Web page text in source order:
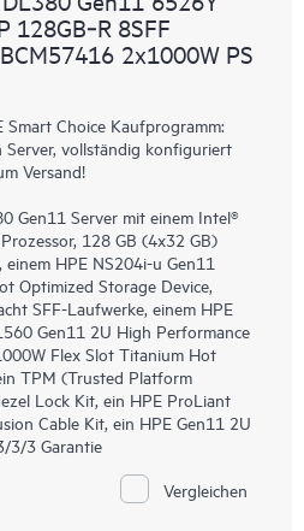
128GB‑R 8SFF
2x1000W PS
Smart Choice Kaufprogramm:
Server, vollständig konfiguriert
Versand!
Gen11 Server mit einem Intel®
128 GB (4x32 GB)
einem HPE NS204i-u Gen11
Optimized Storage Device,
SFF-Laufwerke, einem HPE
Gen11 2U High Performance
Flex Slot Titanium Hot
TPM (Trusted Platform
Lock Kit, ein HPE ProLiant
Cable Kit, ein HPE Gen11 2U
3/3 Garantie
Vergleichen